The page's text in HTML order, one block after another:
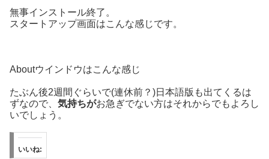
無事インストール終了。
スタートアップ画面はこんな感じです。
Aboutウインドウはこんな感じ
たぶん後2週間ぐらいで(連休前？)日本語版も出てくるは
ずなので、 気持ちがお急ぎでない方はそれからでもよろし
いでしょう。
いいね: